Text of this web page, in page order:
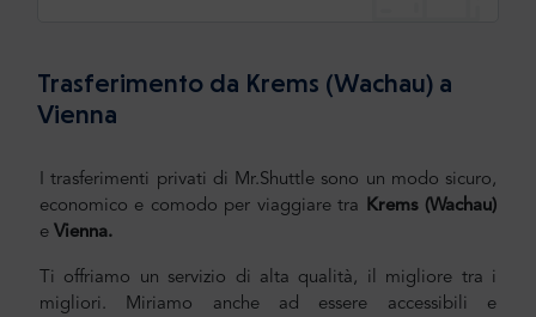
Trasferimento da Krems (Wachau) a
Vienna
I trasferimenti privati di Mr.Shuttle sono un modo sicuro,
economico e comodo per viaggiare tra
Krems (Wachau)
e Vienna.
Ti offriamo un servizio di alta qualità, il migliore tra i
migliori. Miriamo anche ad essere accessibili e